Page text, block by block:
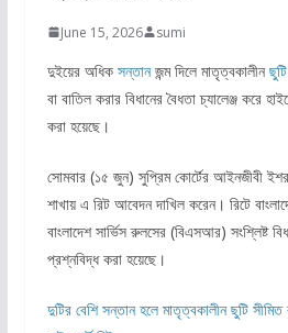
June 15, 2026 sumi
দুইয়ের অধিক সন্তানজন্ম দিলে মাতৃত্বকালীনছুটি
বা বাতিল করার বিধানের বৈধতা চ্যালেঞ্জ করে
করা হয়েছে।
সোমবার (১৫ জুন) সুপ্রিম কোর্টের আইনজীবী
শাখায় এ রিট আবেদন দাখিল করেন। রিটে
বাংলাদেশ সার্ভিস রুলসের (বিএসআর) সংশ্লিষ্ট
প্রশ্নবিদ্ধ করা হয়েছে।
দুটির বেশি সন্তান হলে মাতৃত্বকালীন ছুটি